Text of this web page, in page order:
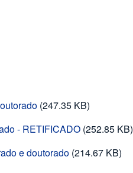
(247.35 KB)
- RETIFICADO (252.85 KB)
e doutorado (214.67 KB)